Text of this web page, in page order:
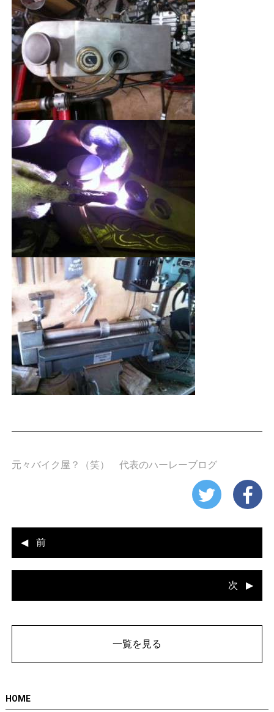
元々バイク屋？（笑） 代表のハーレーブログ
前
次
一覧を見る
HOME